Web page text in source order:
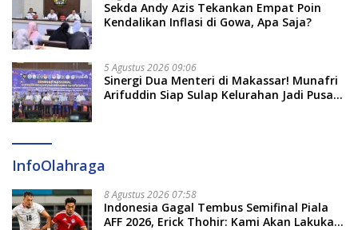
Sekda Andy Azis Tekankan Empat Poin
Kendalikan Inflasi di Gowa, Apa Saja?
5 Agustus 2026 09:06
Sinergi Dua Menteri di Makassar! Munafri
Arifuddin Siap Sulap Kelurahan Jadi Pusat
InfoOlahraga
8 Agustus 2026 07:58
Indonesia Gagal Tembus Semifinal Piala
AFF 2026, Erick Thohir: Kami Akan Lakukan